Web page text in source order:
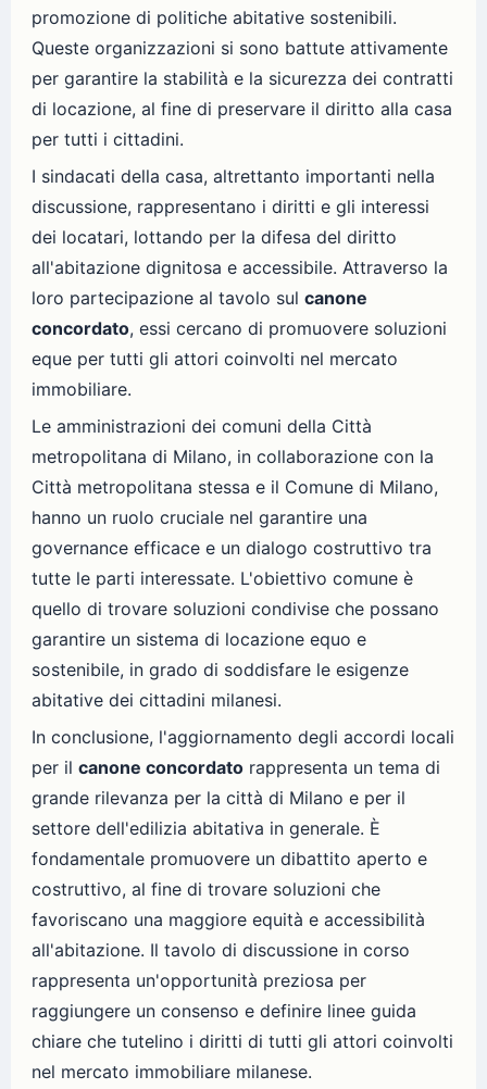
promozione di politiche abitative sostenibili.
Queste organizzazioni si sono battute attivamente
per garantire la stabilità e la sicurezza dei contratti
di locazione, al fine di preservare il diritto alla casa
per tutti i cittadini.
I sindacati della casa, altrettanto importanti nella
discussione, rappresentano i diritti e gli interessi
dei locatari, lottando per la difesa del diritto
all'abitazione dignitosa e accessibile. Attraverso la
loro partecipazione al tavolo sul canone
concordato, essi cercano di promuovere soluzioni
eque per tutti gli attori coinvolti nel mercato
immobiliare.
Le amministrazioni dei comuni della Città
metropolitana di Milano, in collaborazione con la
Città metropolitana stessa e il Comune di Milano,
hanno un ruolo cruciale nel garantire una
governance efficace e un dialogo costruttivo tra
tutte le parti interessate. L'obiettivo comune è
quello di trovare soluzioni condivise che possano
garantire un sistema di locazione equo e
sostenibile, in grado di soddisfare le esigenze
abitative dei cittadini milanesi.
In conclusione, l'aggiornamento degli accordi locali
per il canone concordato rappresenta un tema di
grande rilevanza per la città di Milano e per il
settore dell'edilizia abitativa in generale. È
fondamentale promuovere un dibattito aperto e
costruttivo, al fine di trovare soluzioni che
favoriscano una maggiore equità e accessibilità
all'abitazione. Il tavolo di discussione in corso
rappresenta un'opportunità preziosa per
raggiungere un consenso e definire linee guida
chiare che tutelino i diritti di tutti gli attori coinvolti
nel mercato immobiliare milanese.